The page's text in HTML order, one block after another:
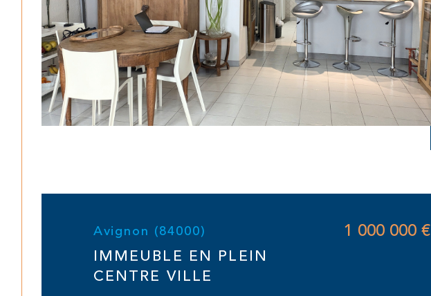
Avignon (84000)
IMMEUBLE EN PLEIN
CENTRE VILLE
1 000 000 €